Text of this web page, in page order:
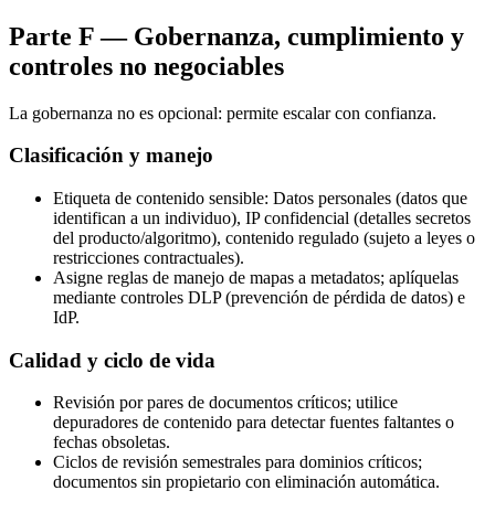
Parte F — Gobernanza, cumplimiento y
controles no negociables
La gobernanza no es opcional: permite escalar con confianza.
Clasificación y manejo
Etiqueta de contenido sensible: Datos personales (datos que
identifican a un individuo), IP confidencial (detalles secretos
del producto/algoritmo), contenido regulado (sujeto a leyes o
restricciones contractuales).
Asigne reglas de manejo de mapas a metadatos; aplíquelas
mediante controles DLP (prevención de pérdida de datos) e
IdP.
Calidad y ciclo de vida
Revisión por pares de documentos críticos; utilice
depuradores de contenido para detectar fuentes faltantes o
fechas obsoletas.
Ciclos de revisión semestrales para dominios críticos;
documentos sin propietario con eliminación automática.